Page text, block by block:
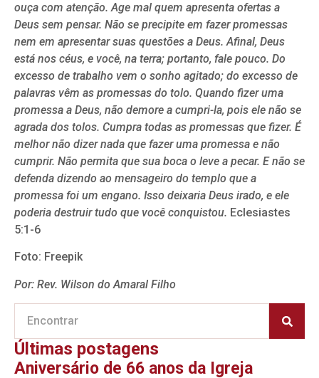
ouça com atenção. Age mal quem apresenta ofertas a
Deus sem pensar. Não se precipite em fazer promessas
nem em apresentar suas questões a Deus. Afinal, Deus
está nos céus, e você, na terra; portanto, fale pouco. Do
excesso de trabalho vem o sonho agitado; do excesso de
palavras vêm as promessas do tolo. Quando fizer uma
promessa a Deus, não demore a cumpri-la, pois ele não se
agrada dos tolos. Cumpra todas as promessas que fizer. É
melhor não dizer nada que fazer uma promessa e não
cumprir. Não permita que sua boca o leve a pecar. E não se
defenda dizendo ao mensageiro do templo que a
promessa foi um engano. Isso deixaria Deus irado, e ele
poderia destruir tudo que você conquistou. Eclesiastes
5:1-6
Foto: Freepik
Por: Rev. Wilson do Amaral Filho
Últimas postagens
Aniversário de 66 anos da Igreja